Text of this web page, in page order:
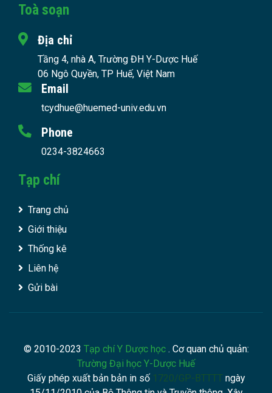
Toà soạn
Địa chỉ
Tầng 4, nhà A, Trường ĐH Y-Dược Huế
06 Ngô Quyền, TP Huế, Việt Nam
Email
tcydhue@huemed-univ.edu.vn
Phone
0234-3824663
Tạp chí
Trang chủ
Giới thiệu
Thống kê
Liên hệ
Gửi bài
© 2010-2023 Tạp chí Y Dược học . Cơ quan chủ quản:
Trường Đại học Y-Dược Huế
Giấy phép xuất bản bản in số 1720/GP-BTTTTngày